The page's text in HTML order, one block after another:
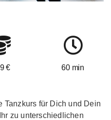
€ 60 min
Tanzkurs für Dich und Dein
zu unterschiedlichen